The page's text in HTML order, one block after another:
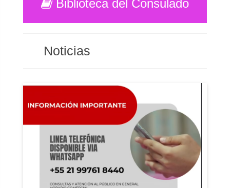
Biblioteca del Consulado
Noticias